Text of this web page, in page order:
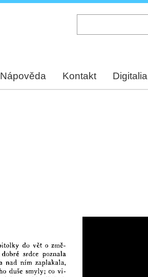
Nápověda Kontakt Digitalia